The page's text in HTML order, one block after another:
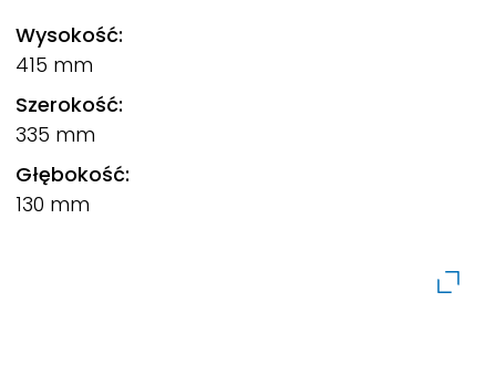
Wysokość:
415 mm
Szerokość:
335 mm
Głębokość:
130 mm